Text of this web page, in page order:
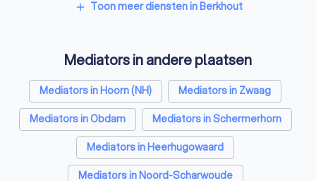
Relatietherapeuten in Berkhout
Belastingadviseurs in Berkhout
Hypotheekadviseurs in Berkhout
Personal trainers in Berkhout
Diëtisten in Berkhout
add Toon meer diensten in Berkhout
Mediators in andere plaatsen
Mediators in Hoorn (NH)
Mediators in Zwaag
Mediators in Obdam
Mediators in Schermerhorn
Mediators in Heerhugowaard
Mediators in Noord-Scharwoude